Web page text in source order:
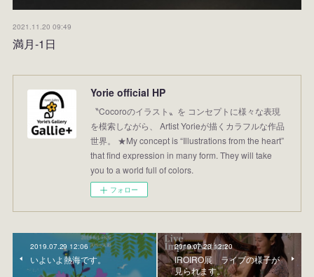
2021.11.20 09:49
満月-1日
Yorie official HP
〝Cocoroのイラスト〟を コンセプトに様々な表現
を模索しながら、 Artist Yorieが描くカラフルな作品
世界。 ★My concept is “Illustrations from the heart”
that find expression in many form. They will take
you to a world full of colors.
フォロー
2019.07.29 12:06
いよいよ熱海です。
2019.07.23 12:20
IROIRO展 ライブの様子が
見られます。